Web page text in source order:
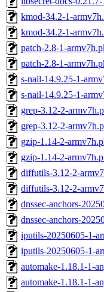
kmod-34.2-1-
kmod-34.2-1-
patch-2.8-1-
patch-2.8-1-
s-nail-14.9.25-1-
s-nail-14.9.25-1-
grep-3.12-2-
grep-3.12-2-
gzip-1.14-2-
gzip-1.14-2-
diffutils-3.12-2-
diffutils-3.12-2-
dnssec-anchors-
dnssec-anchors-
iputils-20250605-1-
iputils-20250605-1-
automake-1.18.1-1-
automake-1.18.1-1-